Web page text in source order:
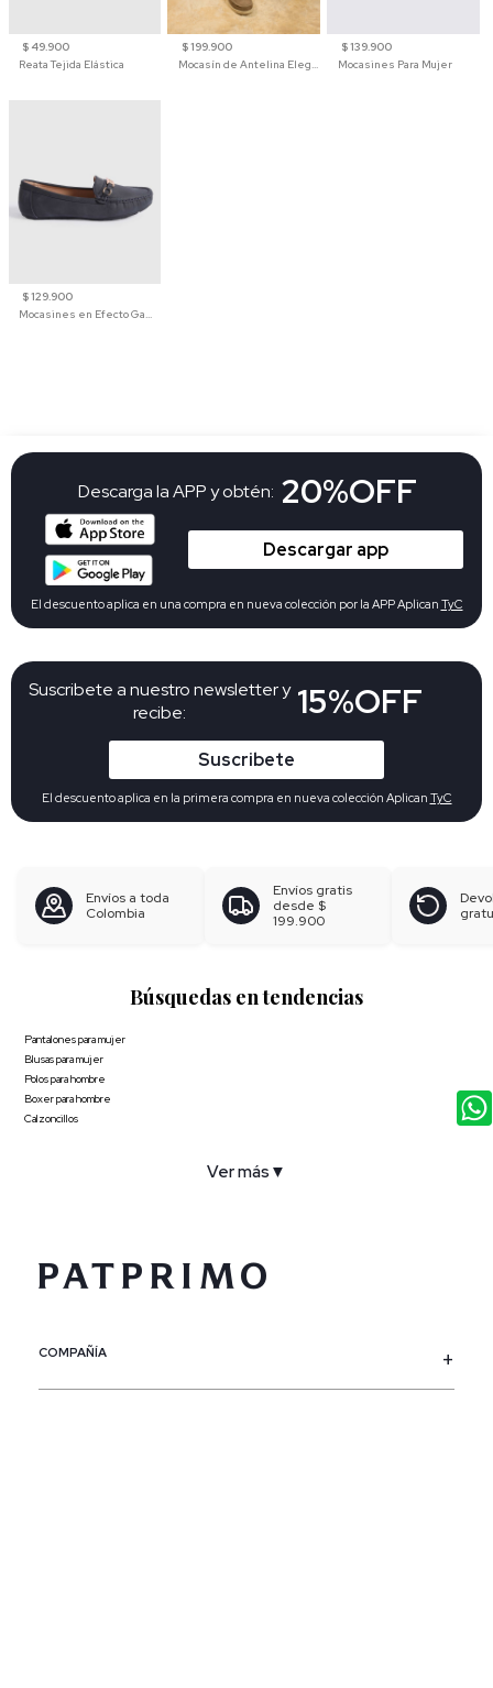
$ 49.900
Reata Tejida Elástica
$ 199.900
Mocasín de Antelina Elegante con Suela de Contraste Para Hombre
$ 139.900
Mocasines Para Mujer
$ 129.900
Mocasines en Efecto Gamuzado Para Mujer
Suscribete a nuestro newsletter y
recibe:
15%OFF
Suscribete
El descuento aplica en la primera compra en nueva colección Aplican TyC
Descarga la APP y obtén: 20%OFF
Descargar app
El descuento aplica en una compra en nueva colección por la APP Aplican TyC
Envíos a toda
Colombia
Envíos gratis
desde $
199.900
Búsquedas en tendencias
Pantalones para mujer
Blusas para mujer
Polos para hombre
Boxer para hombre
Calzoncillos
Ver más ▼
COMPAÑÍA